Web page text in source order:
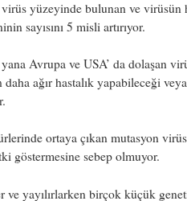
yüzeyinde bulunan ve virüsün
sayısını 5 misli artırıyor.
Avrupa ve USA’ da dolaşan
ağır hastalık yapabileceği
ortaya çıkan mutasyon
göstermesine sebep olmuyor.
ve yayılırlarken birçok küçük